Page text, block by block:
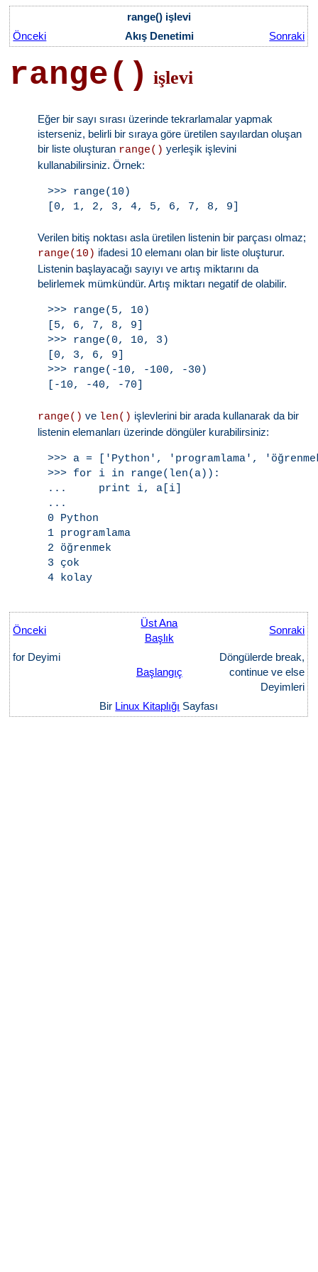
range() işlevi
Önceki
Akış Denetimi Sonraki
range() işlevi
Eğer bir sayı sırası üzerinde tekrarlamalar yapmak
isterseniz, belirli bir sıraya göre üretilen sayılardan oluşan
bir liste oluşturan range() yerleşik işlevini
kullanabilirsiniz. Örnek:
>>> range(10)
Verilen bitiş noktası asla üretilen listenin bir parçası olmaz;
range(10) ifadesi 10 elemanı olan bir liste oluşturur.
Listenin başlayacağı sayıyı ve artış miktarını da
belirlemek mümkündür. Artış miktarı negatif de olabilir.
>>> range(5, 10)
[5, 6, 7, 8, 9]
>>> range(0, 10, 3)
[0, 3, 6, 9]
>>> range(-10, -100, -30)
range() ve len() işlevlerini bir arada kullanarak da bir
listenin elemanları üzerinde döngüler kurabilirsiniz:
>>> a = ['Python', 'programlama',
>>> for i in range(len(a)):
...     print i, a[i]
...
0 Python
1 programlama
2 öğrenmek
3 çok
Önceki
Üst Ana
Başlık
Sonraki
for Deyimi
Başlangıç
Döngülerde break,
continue ve else
Deyimleri
Bir Linux Kitaplığı Sayfası